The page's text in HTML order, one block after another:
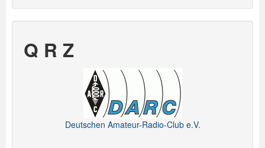
Q R Z
Deutschen Amateur-Radio-Club e.V.